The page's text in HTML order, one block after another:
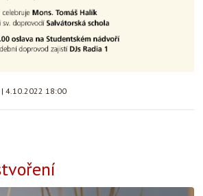
| 4.10.2022 18:00